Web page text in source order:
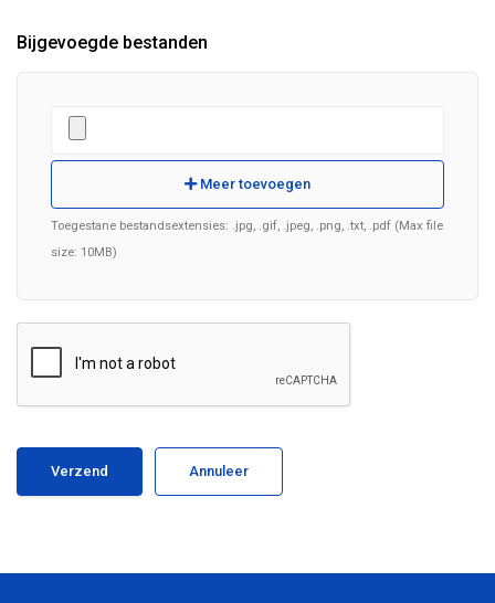
Bijgevoegde bestanden
Meer toevoegen
Toegestane bestandsextensies: .jpg, .gif, .jpeg, .png, .txt, .pdf (Max file
size: 10MB)
Annuleer